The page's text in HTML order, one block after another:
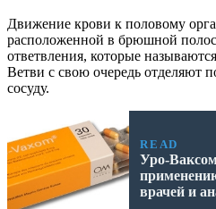
Движение крови к половому
расположенной в брюшной
ответвления, которые
Ветви с свою очередь отделяют
сосуду.
READ
Уро-
врачей и